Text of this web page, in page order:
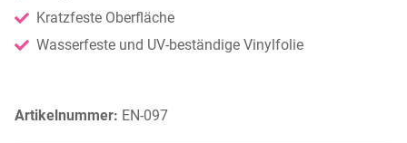
Artikelnummer: EN-097
Kratzfeste Oberfläche
Wasserfeste und UV-beständige Vinylfolie